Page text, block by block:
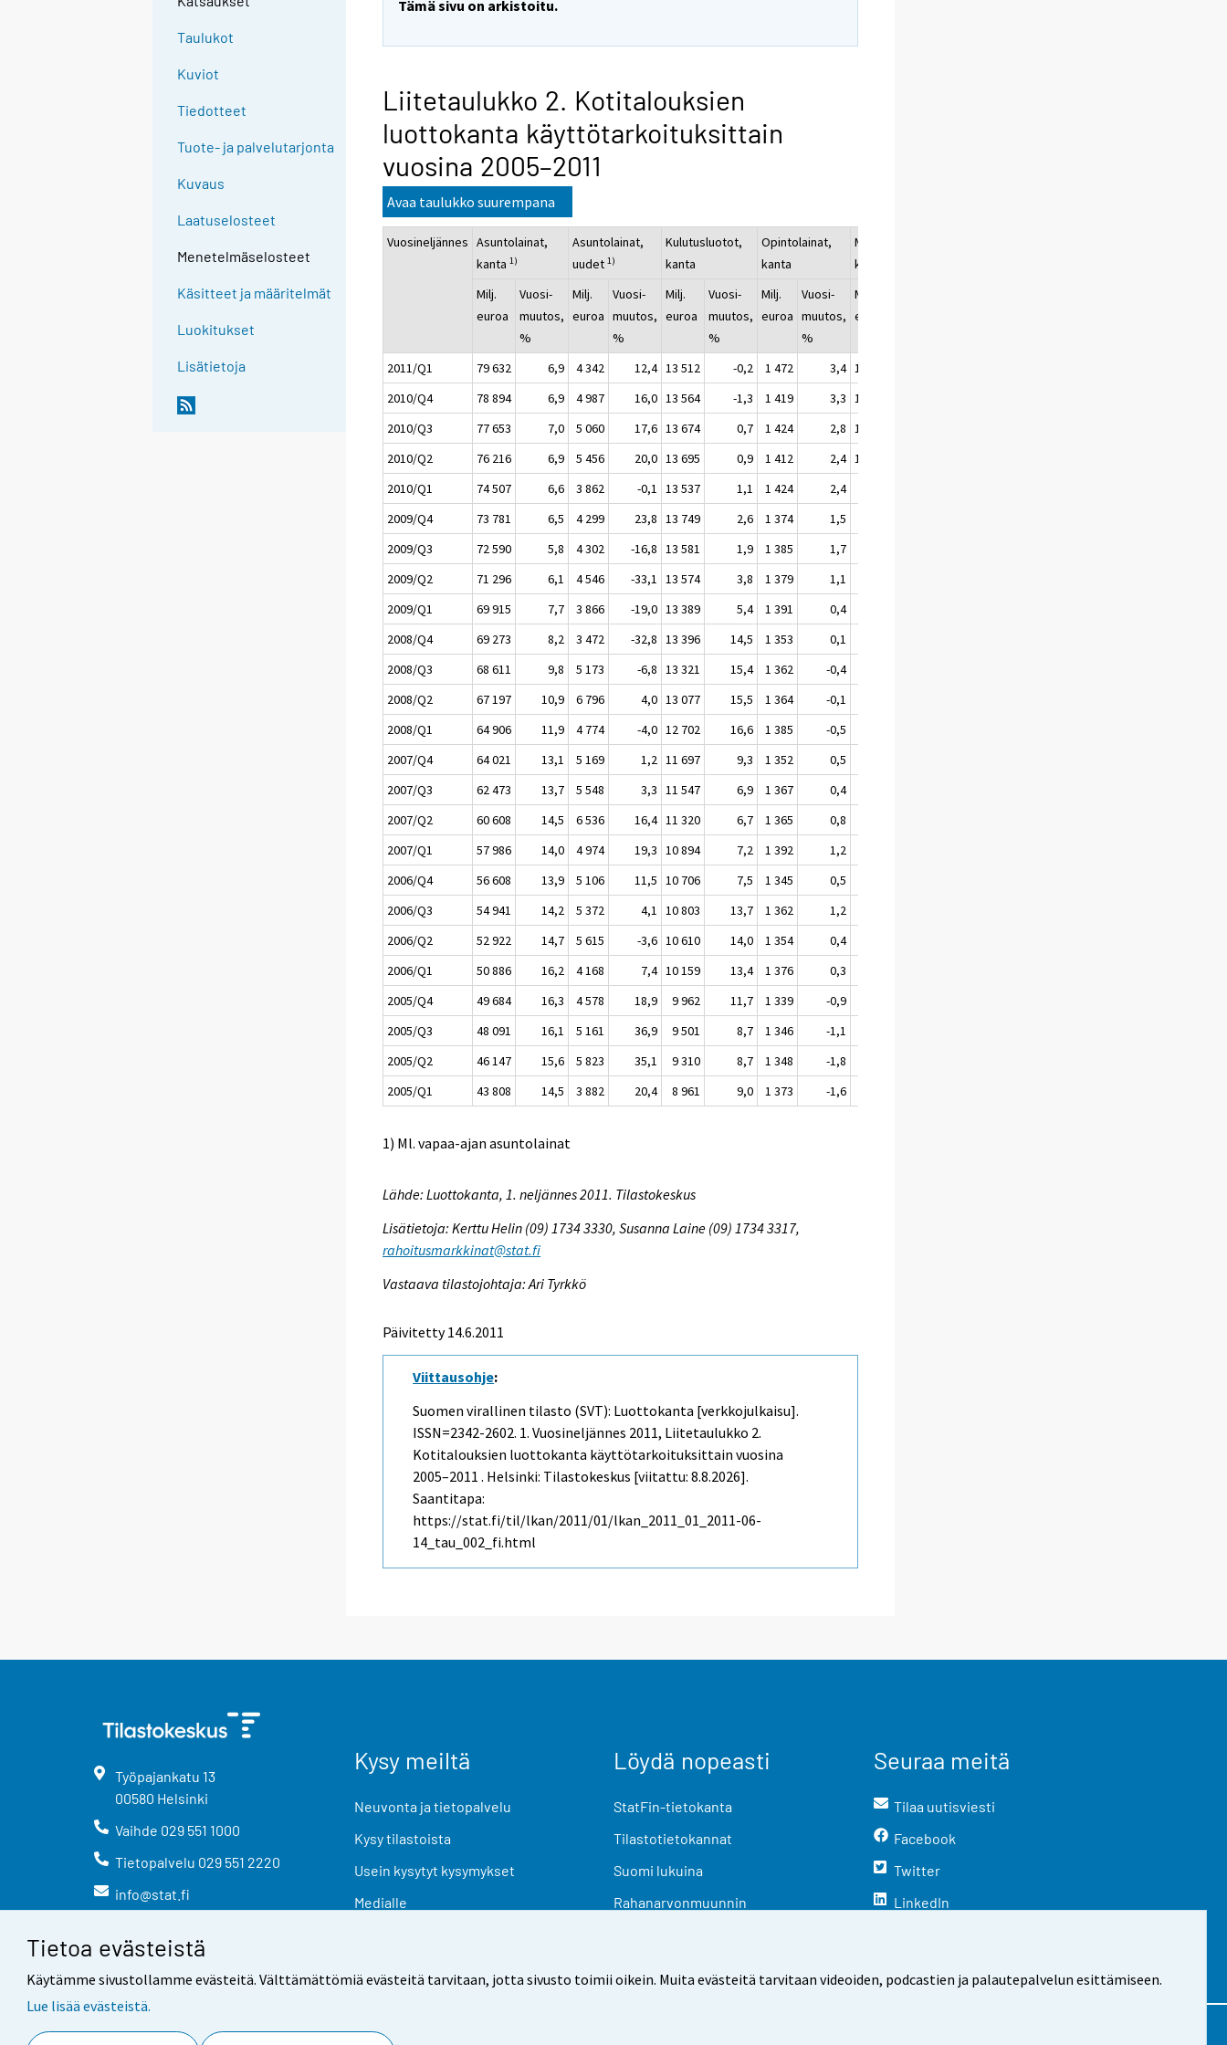
Tietoa evästeistä
Käytämme sivustollamme evästeitä. Välttämättömiä evästeitä tarvitaan, jotta sivusto toimii oikein. Muita evästeitä tarvitaan videoiden, podcastien ja palautepalvelun esittämiseen.
Lue lisää evästeistä.
Taulukot
Kuviot
Tiedotteet
Tuote- ja palvelutarjonta
Kuvaus
Laatuselosteet
Menetelmäselosteet
Käsitteet ja määritelmät
Luokitukset
Lisätietoja
Tämä sivu on arkistoitu.
Liitetaulukko 2. Kotitalouksien
luottokanta käyttötarkoituksittain
vuosina 2005–2011
Avaa taulukko suurempana
Vuosineljännes Asuntolainat,
kanta1)
Asuntolainat,
uudet1)
Kulutusluotot,
kanta
Opintolainat,
kanta
Muut lainat,
kanta
Milj.
euroa
Vuosi-
muutos,
%
Milj.
euroa
Vuosi-
muutos,
%
Milj.
euroa
Vuosi-
muutos,
%
Milj.
euroa
Vuosi-
muutos,
%
Milj.
euroa
2011/Q1
79 632 6,9 4 342 12,4 13 512 -0,2 1 472 3,4 10 280
2010/Q4
78 894 6,9 4 987 16,0 13 564 -1,3 1 419 3,3 10 238
2010/Q3
77 653 7,0 5 060 17,6 13 674 0,7 1 424 2,8 10 176
2010/Q2
76 216 6,9 5 456 20,0 13 695 0,9 1 412 2,4 10 081
2010/Q1
74 507 6,6 3 862 -0,1 13 537 1,1 1 424 2,4
2009/Q4
73 781 6,5 4 299 23,8 13 749 2,6 1 374 1,5
2009/Q3
72 590 5,8 4 302 -16,8 13 581 1,9 1 385 1,7
2009/Q2
71 296 6,1 4 546 -33,1 13 574 3,8 1 379 1,1
2009/Q1
69 915 7,7 3 866 -19,0 13 389 5,4 1 391 0,4
2008/Q4
69 273 8,2 3 472 -32,8 13 396 14,5 1 353 0,1
2008/Q3
68 611 9,8 5 173 -6,8 13 321 15,4 1 362 -0,4
2008/Q2
67 197 10,9 6 796 4,0 13 077 15,5 1 364 -0,1
2008/Q1
64 906 11,9 4 774 -4,0 12 702 16,6 1 385 -0,5
2007/Q4
64 021 13,1 5 169 1,2 11 697 9,3 1 352 0,5
2007/Q3
62 473 13,7 5 548 3,3 11 547 6,9 1 367 0,4
2007/Q2
60 608 14,5 6 536 16,4 11 320 6,7 1 365 0,8
2007/Q1
57 986 14,0 4 974 19,3 10 894 7,2 1 392 1,2
2006/Q4
56 608 13,9 5 106 11,5 10 706 7,5 1 345 0,5
2006/Q3
54 941 14,2 5 372 4,1 10 803 13,7 1 362 1,2
2006/Q2
52 922 14,7 5 615 -3,6 10 610 14,0 1 354 0,4
2006/Q1
50 886 16,2 4 168 7,4 10 159 13,4 1 376 0,3
2005/Q4
49 684 16,3 4 578 18,9 9 962 11,7 1 339 -0,9
2005/Q3
48 091 16,1 5 161 36,9 9 501 8,7 1 346 -1,1
2005/Q2
46 147 15,6 5 823 35,1 9 310 8,7 1 348 -1,8
2005/Q1
43 808 14,5 3 882 20,4 8 961 9,0 1 373 -1,6
1) Ml. vapaa-ajan asuntolainat
Lähde: Luottokanta, 1. neljännes 2011. Tilastokeskus
Lisätietoja: Kerttu Helin (09) 1734 3330, Susanna Laine (09) 1734 3317,
rahoitusmarkkinat@stat.fi
Vastaava tilastojohtaja: Ari Tyrkkö
Päivitetty 14.6.2011
Viittausohje:
Suomen virallinen tilasto (SVT): Luottokanta [verkkojulkaisu].
ISSN=2342-2602. 1. Vuosineljännes 2011, Liitetaulukko 2.
Kotitalouksien luottokanta käyttötarkoituksittain vuosina
2005–2011 . Helsinki: Tilastokeskus [viitattu: 8.8.2026].
Saantitapa:
https://stat.fi/til/lkan/2011/01/lkan_2011_01_2011-06-
14_tau_002_fi.html
Työpajankatu 13
00580 Helsinki
Vaihde 029 551 1000
Tietopalvelu 029 551 2220
info@stat.fi
Kysy meiltä
Neuvonta ja tietopalvelu
Kysy tilastoista
Usein kysytyt kysymykset
Medialle
Löydä nopeasti
StatFin-tietokanta
Tilastotietokannat
Suomi lukuina
Rahanarvonmuunnin
Seuraa meitä
Tilaa uutisviesti
Facebook
Twitter
LinkedIn